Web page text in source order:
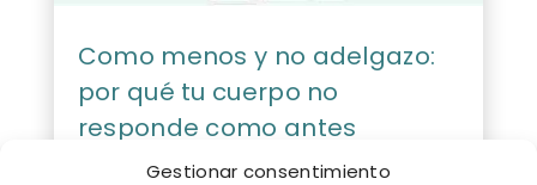
Gestionar consentimiento
Como menos y no adelgazo:
por qué tu cuerpo no
responde como antes